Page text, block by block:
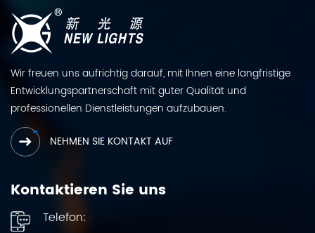
Wir freuen uns aufrichtig darauf, mit Ihnen eine langfristige
Entwicklungspartnerschaft mit guter Qualität und
professionellen Dienstleistungen aufzubauen.
NEHMEN SIE KONTAKT AUF
Kontaktieren Sie uns
Telefon: